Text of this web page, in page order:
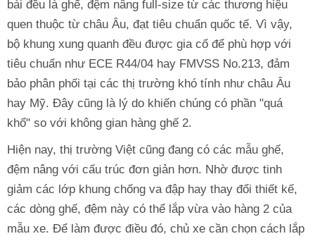
bài đều là ghế, đệm nâng full-size từ các thương hiệu
quen thuộc từ châu Âu, đạt tiêu chuẩn quốc tế. Vì vậy,
bộ khung xung quanh đều được gia cố để phù hợp với
tiêu chuẩn như ECE R44/04 hay FMVSS No.213, đảm
bảo phân phối tại các thị trường khó tính như châu Âu
hay Mỹ. Đây cũng là lý do khiến chúng có phần "quá
khổ" so với không gian hàng ghế 2.
Hiện nay, thị trường Việt cũng đang có các mẫu ghế,
đệm nâng với cấu trúc đơn giản hơn. Nhờ được tinh
giảm các lớp khung chống va đập hay thay đổi thiết kế,
các dòng ghế, đệm này có thể lắp vừa vào hàng 2 của
mẫu xe. Để làm được điều đó, chủ xe cần chọn cách lắp